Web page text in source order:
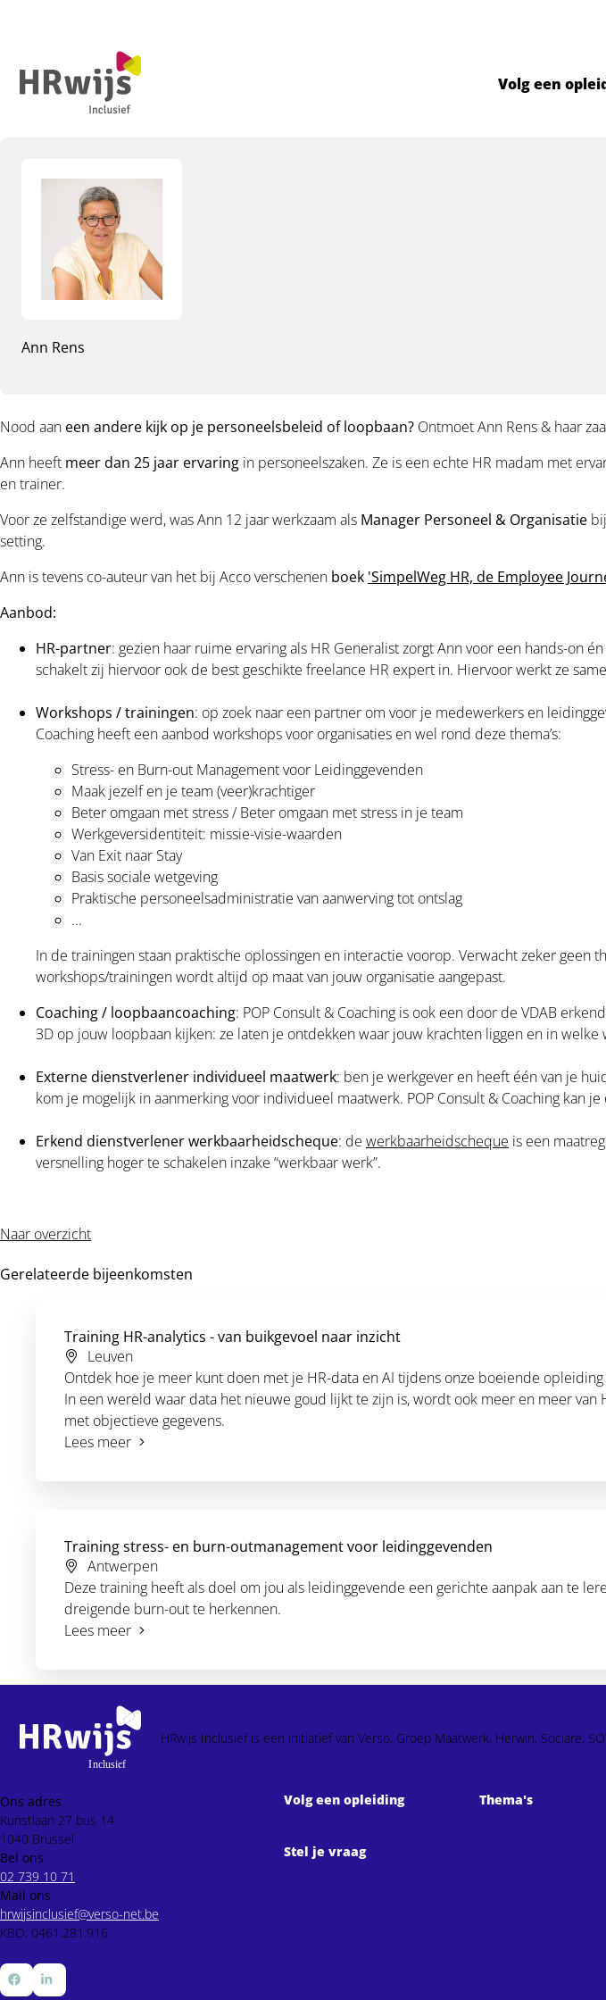
Volg een
Ann Rens
Nood aan een andere kijk op je personeelsbeleid of loopbaan? Ontmoet Ann Rens & haar
Ann heeft meer dan 25 jaar ervaring in personeelszaken. Ze is een echte HR madam met
en trainer.
Voor ze zelfstandige werd, was Ann 12 jaar werkzaam als Manager Personeel & Organisatie
setting.
Ann is tevens co-auteur van het bij Acco verschenen boek 'SimpelWeg HR, de Employee
Aanbod:
HR-partner: gezien haar ruime ervaring als HR Generalist zorgt Ann voor een hands-on
schakelt zij hiervoor ook de best geschikte freelance HR expert in. Hiervoor werkt ze
Workshops / trainingen: op zoek naar een partner om voor je medewerkers en
Coaching heeft een aanbod workshops voor organisaties en wel rond deze thema’s:
Stress- en Burn-out Management voor Leidinggevenden
Maak jezelf en je team (veer)krachtiger
Beter omgaan met stress / Beter omgaan met stress in je team
Werkgeversidentiteit: missie-visie-waarden
Van Exit naar Stay
Basis sociale wetgeving
Praktische personeelsadministratie van aanwerving tot ontslag
...
In de trainingen staan praktische oplossingen en interactie voorop. Verwacht zeker geen
workshops/trainingen wordt altijd op maat van jouw organisatie aangepast.
Coaching / loopbaancoaching: POP Consult & Coaching is ook een door de VDAB erkend
3D op jouw loopbaan kijken: ze laten je ontdekken waar jouw krachten liggen en in
Externe dienstverlener individueel maatwerk: ben je werkgever en heeft één van je
kom je mogelijk in aanmerking voor individueel maatwerk. POP Consult & Coaching kan
Erkend dienstverlener werkbaarheidscheque: de werkbaarheidscheque is een
versnelling hoger te schakelen inzake “werkbaar werk”.
Naar overzicht
Gerelateerde bijeenkomsten
Training HR-analytics - van buikgevoel naar inzicht
Leuven
Ontdek hoe je meer kunt doen met je HR-data en AI tijdens onze boeiende opleiding
In een wereld waar data het nieuwe goud lijkt te zijn is, wordt ook meer en meer van
met objectieve gegevens.
Lees meer
Training stress- en burn-outmanagement voor leidinggevenden
Antwerpen
Deze training heeft als doel om jou als leidinggevende een gerichte aanpak aan te
dreigende burn-out te herkennen.
Lees meer
HRwijs Inclusief is een initiatief van Verso, Groep Maatwerk, Herwin, Sociare,
Ons adres
Kunstlaan 27 bus 14
1040 Brussel
Bel ons
02 739 10 71
Mail ons
hrwijsinclusief@verso-net.be
KBO: 0461.281.916
Volg een opleiding Thema's
Stel je vraag